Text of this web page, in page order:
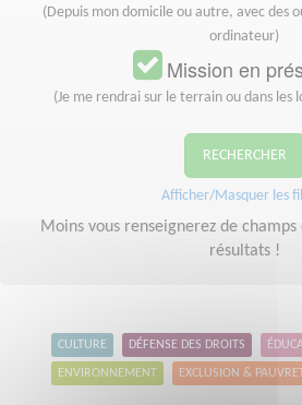
(Depuis mon domicile ou autre, avec des
ordinateur)
Mission en
(Je me rendrai sur le terrain ou dans les
RECHERCHER
Afficher/Masquer les
Moins vous renseignerez de
résultats !
CULTURE DÉFENSE DES DROITS
ENVIRONNEMENT EXCLUSION &